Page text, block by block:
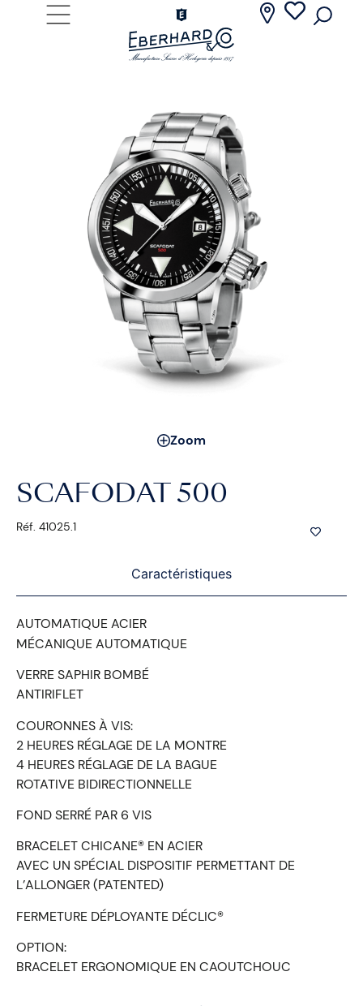
Zoom
SCAFODAT 500
Réf. 41025.1
Caractéristiques
AUTOMATIQUE ACIER
MÉCANIQUE AUTOMATIQUE
VERRE SAPHIR BOMBÉ
ANTIRIFLET
COURONNES À VIS:
2 HEURES RÉGLAGE DE LA MONTRE
4 HEURES RÉGLAGE DE LA BAGUE
ROTATIVE BIDIRECTIONNELLE
FOND SERRÉ PAR 6 VIS
BRACELET CHICANE® EN ACIER
AVEC UN SPÉCIAL DISPOSITIF PERMETTANT DE
L’ALLONGER (PATENTED)
FERMETURE DÉPLOYANTE DÉCLIC®
OPTION:
BRACELET ERGONOMIQUE EN CAOUTCHOUC